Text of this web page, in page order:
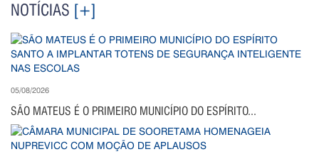
NOTÍCIAS [+]
05/08/2026
SÃO MATEUS É O PRIMEIRO MUNICÍPIO DO ESPÍRITO...